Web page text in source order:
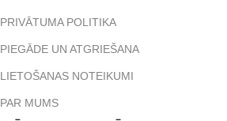
PRIVĀTUMA POLITIKA
PIEGĀDE UN ATGRIEŠANA
LIETOŠANAS NOTEIKUMI
PAR MUMS